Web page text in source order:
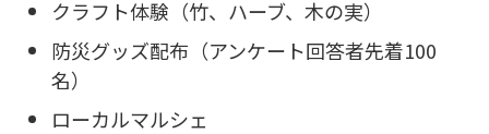
クラフト体験（竹、ハーブ、木の実）
防災グッズ配布（アンケート回答者先着100
名）
ローカルマルシェ